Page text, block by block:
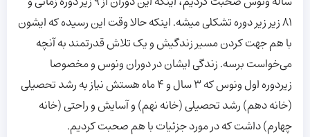
81 زیر زیر دوره تشکلی میشه. اینکه حالا وقت این رسیده که ایشون
با هم جهت کردن مسیر زندگیش و یک تلاش قدرتمند به آنچه
می‌خواست برسه. زندگی ایشان در دوران ونوس و مخصوصا
زیردوره اول ونوس که ۳ سال و ۴ ماه هستش نیاز به رشد تحصیلی
(خانه دهم) رشد تحصیلی (خانه نهم) و آسایش و راحتی (خانه
چهارم) داشت که در مورد جزئیات با هم صحبت کردیم.